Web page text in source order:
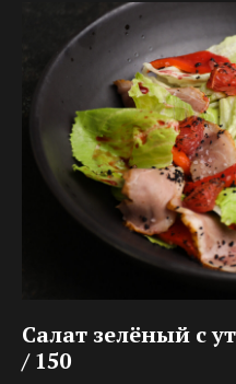
Салат зелёный с
/ 150